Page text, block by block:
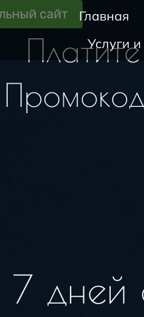
Главная
Услуги
сайт
7 дней